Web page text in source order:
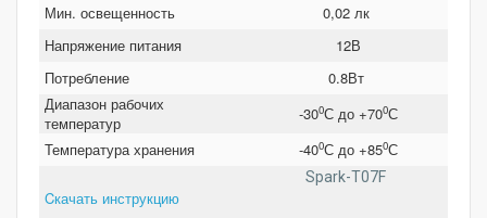
Мин. освещенность
0,02 лк
Напряжение питания
12В
Потребление
0.8Вт
Диапазон рабочих
температур
-300С до +700С
Температура хранения
-400С до +850С
Cкачать инструкцию
Spark-T07F